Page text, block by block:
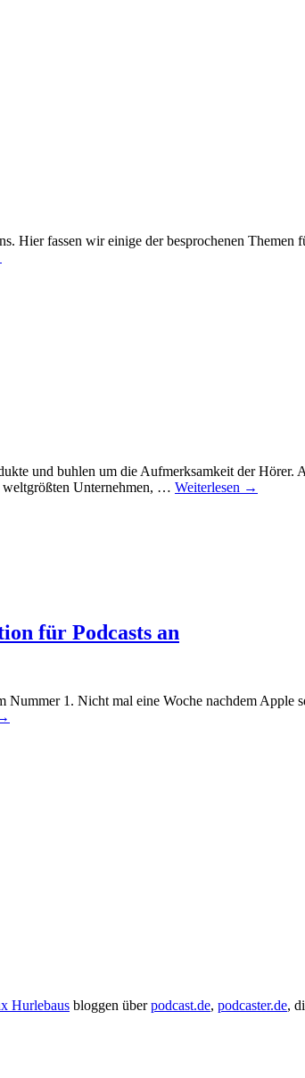
Hier fassen wir einige der besprochenen
und buhlen um die Aufmerksamkeit der
weltgrößten Unternehmen, … Weiterlesen →
für Podcasts an
1. Nicht mal eine Woche nachdem Apple
Hurlebaus bloggen überpodcast.de, podcaster.de,